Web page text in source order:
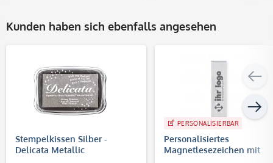
Kunden haben sich ebenfalls angesehen
Stempelkissen Silber -
Delicata Metallic
PERSONALISIERBAR
Personalisiertes
Magnetlesezeichen mit